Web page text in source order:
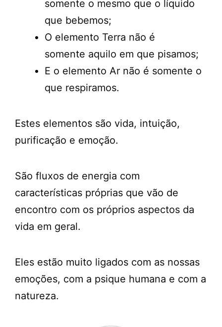
somente o mesmo que o líquido
que bebemos;
O elemento Terra não é
somente aquilo em que pisamos;
E o elemento Ar não é somente o
que respiramos.
Estes elementos são vida, intuição,
purificação e emoção.
São fluxos de energia com
características próprias que vão de
encontro com os próprios aspectos da
vida em geral.
Eles estão muito ligados com as nossas
emoções, com a psique humana e com a
natureza.